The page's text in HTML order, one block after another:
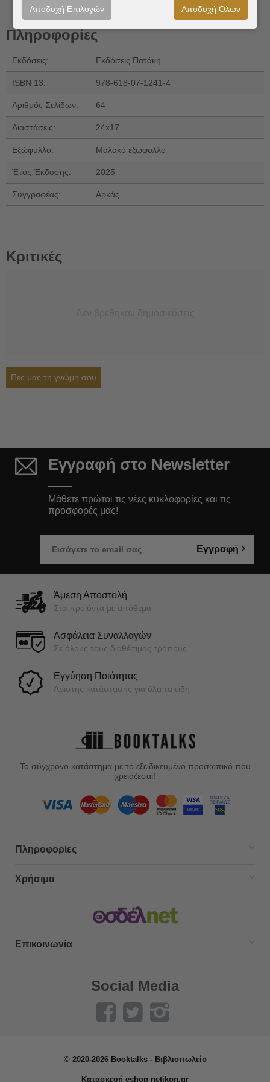
Πληροφορίες
Εκδόσεις: Εκδόσεις Πατάκη
ISBN 13: 978-618-07-1241-4
Αριθμός Σελίδων: 64
Διαστάσεις: 24x17
Εξώφυλλο: Μαλακό εξώφυλλο
Έτος Έκδοσης: 2025
Συγγραφέας: Αρκάς
Κριτικές
Πες μας τη γνώμη σου
Εγγραφή στο Newsletter
Μάθετε πρώτοι τις νέες κυκλοφορίες και τις
προσφορές μας!
Εγγραφή
Άμεση Αποστολή
Στα προϊόντα με απόθεμα
Ασφάλεια Συναλλαγών
Σε όλους τους διαθέσιμος τρόπους
Εγγύηση Ποιότητας
Άριστης κατάστασης για όλα τα είδη
Το σύγχρονο κατάστημα με το εξειδικευμένο προσωπικό που
χρειάζεσαι!
Πληροφορίες
Χρήσιμα
Επικοινωνία
Social Media
© 2020-2026 Booktalks - Βιβλιοπωλείο
Κατασκευή eshop netikon.gr
Αποδοχή Επιλογών Αποδοχή Όλων